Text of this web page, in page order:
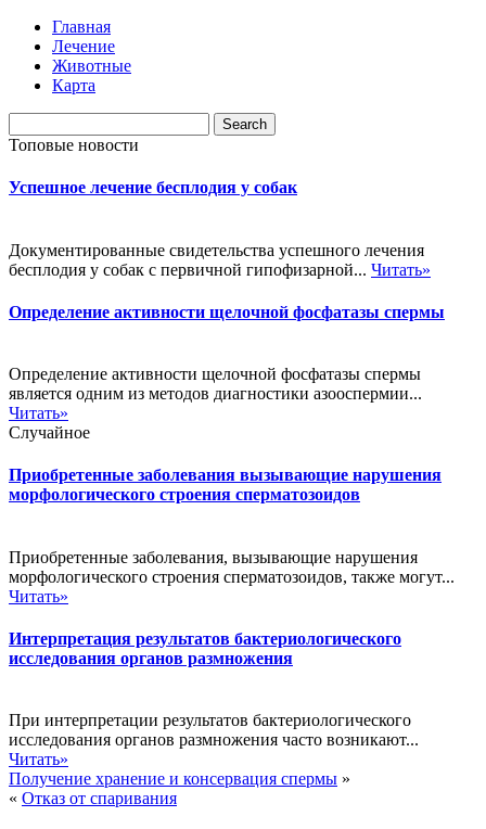
Главная
Лечение
Животные
Карта
Топовые новости
Успешное лечение бесплодия у собак
Документированные свидетельства успешного лечения
бесплодия у собак с первичной гипофизарной... Читать»
Определение активности щелочной фосфатазы спермы
Определение активности щелочной фосфатазы спермы
является одним из методов диагностики азооспермии...
Читать»
Случайное
Приобретенные заболевания вызывающие нарушения
морфологического строения сперматозоидов
Приобретенные заболевания, вызывающие нарушения
морфологического строения сперматозоидов, также могут...
Читать»
Интерпретация результатов бактериологического
исследования органов размножения
При интерпретации результатов бактериологического
исследования органов размножения часто возникают...
Читать»
Получение хранение и консервация спермы »
« Отказ от спаривания